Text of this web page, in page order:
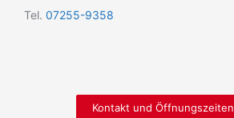
Tel. 07255-9358
Kontakt und Öffnungszeiten